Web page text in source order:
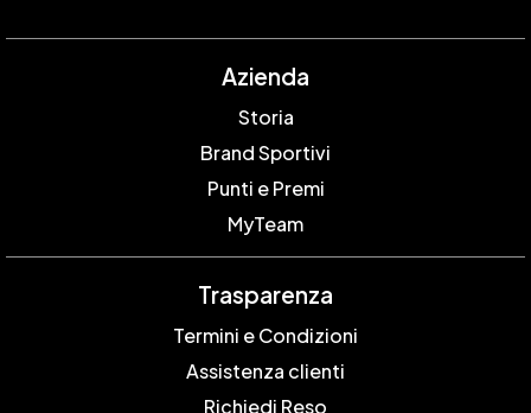
Azienda
Storia
Brand Sportivi
Punti e Premi
MyTeam
Trasparenza
Termini e Condizioni
Assistenza clienti
Richiedi Reso